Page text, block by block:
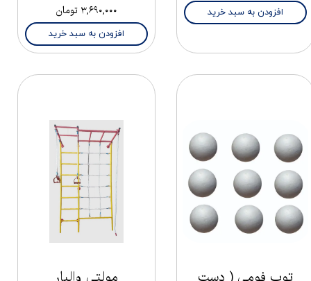
افزودن به سبد خرید ۳,۶۹۰,۰۰۰ تومان
افزودن به سبد خرید